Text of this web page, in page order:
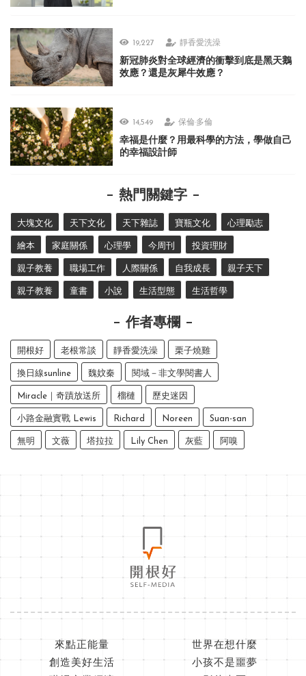
19,227 靜香愛洗澡
新冠肺炎對全球經濟的衝擊到底是黑天鵝
效應？還是灰犀牛效應？
14,549 保倫·多倫
幸福是什麼？用最科學的方法，學做自己
的幸福設計師
熱門關鍵字
大塊文化 天下文化 天下雜誌 寶瓶文化 心理勵志
繪本 家庭關係 心理學 今周刊 投資理財
親子教養 職場工作 人際關係 自我成長 親子天下
親子教養 童書 小說 生活型態 生活哲學
作者專欄
開根好 老根常談 靜香愛洗澡 栗子燒雞
換日線sunline 魏妏秦 閱域－非文學閱書人
Miracle｜奇蹟放送所 榴槤 歷史迷因
小路金融實戰 Lewis Richard Noreen Suan-san
無明 文薇 塔拉拉 Lily Chen 灰藍 阿嗅
來點正能量
世界在想什麼
創造美好生活
小孩不是噩夢